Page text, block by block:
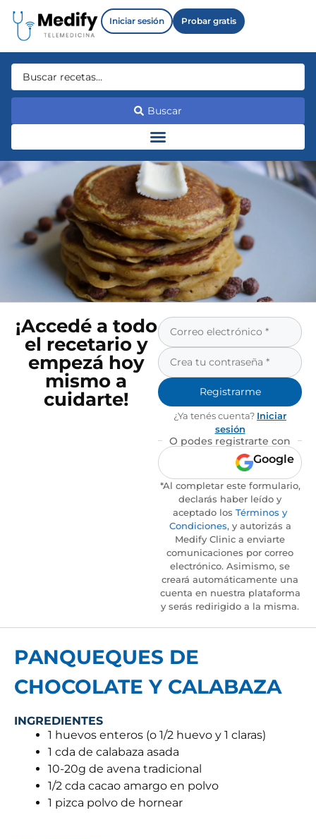
Iniciar sesión Probar gratis
Buscar
¡Accedé a todo
el recetario y
empezá hoy
mismo a
cuidarte!
Registrarme
¿Ya tenés cuenta? Iniciar
sesión
O podes registrarte con
Google
*Al completar este formulario,
declarás haber leído y
aceptado los Términos y
Condiciones, y autorizás a
Medify Clinic a enviarte
comunicaciones por correo
electrónico. Asimismo, se
creará automáticamente una
cuenta en nuestra plataforma
y serás redirigido a la misma.
PANQUEQUES DE
CHOCOLATE Y CALABAZA
INGREDIENTES
1 huevos enteros (o 1/2 huevo y 1 claras)
1 cda de calabaza asada
10-20g de avena tradicional
1/2 cda cacao amargo en polvo
1 pizca polvo de hornear